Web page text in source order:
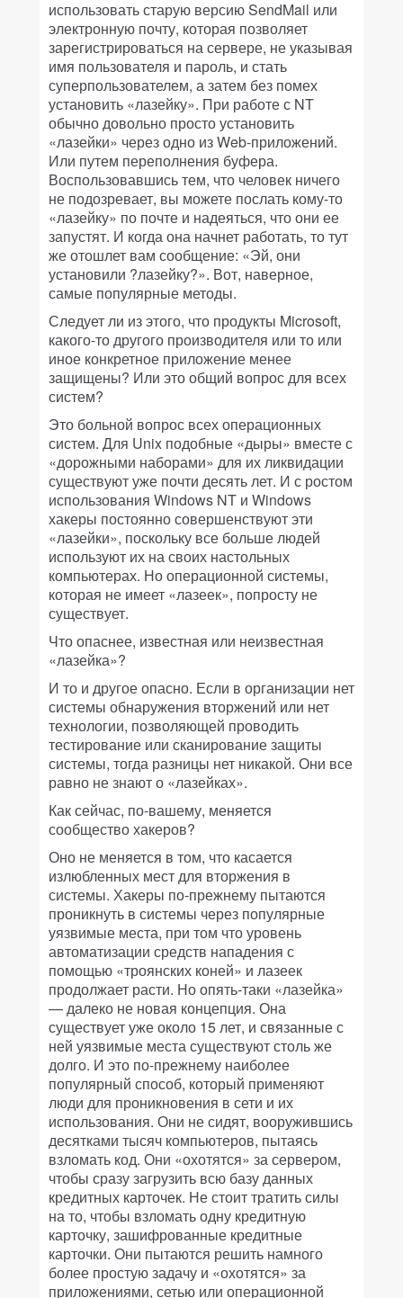
использовать старую версию SendMail или
электронную почту, которая позволяет
зарегистрироваться на сервере, не указывая
имя пользователя и пароль, и стать
суперпользователем, а затем без помех
установить «лазейку». При работе с NT
обычно довольно просто установить
«лазейки» через одно из Web-приложений.
Или путем переполнения буфера.
Воспользовавшись тем, что человек ничего
не подозревает, вы можете послать кому-то
«лазейку» по почте и надеяться, что они ее
запустят. И когда она начнет работать, то тут
же отошлет вам сообщение: «Эй, они
установили ?лазейку?». Вот, наверное,
самые популярные методы.
Следует ли из этого, что продукты Microsoft,
какого-то другого производителя или то или
иное конкретное приложение менее
защищены? Или это общий вопрос для всех
систем?
Это больной вопрос всех операционных
систем. Для Unix подобные «дыры» вместе с
«дорожными наборами» для их ликвидации
существуют уже почти десять лет. И с ростом
использования Windows NT и Windows
хакеры постоянно совершенствуют эти
«лазейки», поскольку все больше людей
используют их на своих настольных
компьютерах. Но операционной системы,
которая не имеет «лазеек», попросту не
существует.
Что опаснее, известная или неизвестная
«лазейка»?
И то и другое опасно. Если в организации нет
системы обнаружения вторжений или нет
технологии, позволяющей проводить
тестирование или сканирование защиты
системы, тогда разницы нет никакой. Они все
равно не знают о «лазейках».
Как сейчас, по-вашему, меняется
сообщество хакеров?
Оно не меняется в том, что касается
излюбленных мест для вторжения в
системы. Хакеры по-прежнему пытаются
проникнуть в системы через популярные
уязвимые места, при том что уровень
автоматизации средств нападения с
помощью «троянских коней» и лазеек
продолжает расти. Но опять-таки «лазейка»
— далеко не новая концепция. Она
существует уже около 15 лет, и связанные с
ней уязвимые места существуют столь же
долго. И это по-прежнему наиболее
популярный способ, который применяют
люди для проникновения в сети и их
использования. Они не сидят, вооружившись
десятками тысяч компьютеров, пытаясь
взломать код. Они «охотятся» за сервером,
чтобы сразу загрузить всю базу данных
кредитных карточек. Не стоит тратить силы
на то, чтобы взломать одну кредитную
карточку, зашифрованные кредитные
карточки. Они пытаются решить намного
более простую задачу и «охотятся» за
приложениями, сетью или операционной